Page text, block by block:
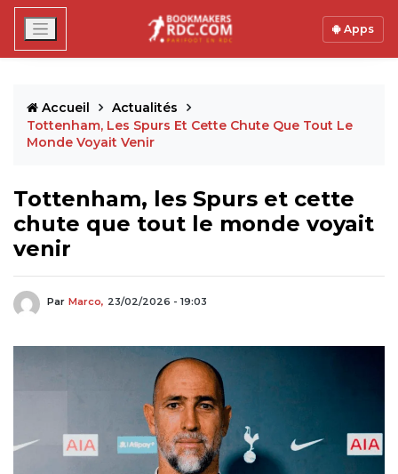
Apps
Accueil
Actualités
Tottenham, Les Spurs Et Cette Chute Que Tout Le
Monde Voyait Venir
Tottenham, les Spurs et cette
chute que tout le monde voyait
venir
Par Marco, 23/02/2026 - 19:03